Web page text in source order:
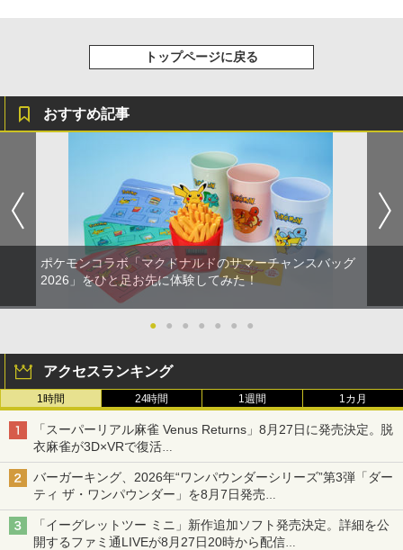
トップページに戻る
おすすめ記事
ポケモンコラボ「マクドナルドのサマーチャンスバッグ
2026」をひと足お先に体験してみた！
● ● ● ● ● ● ●
アクセスランキング
1時間 24時間 1週間 1カ月
「スーパーリアル麻雀 Venus Returns」8月27日に発売決定。脱
衣麻雀が3D×VRで復活
発売から2週間は20%オフになるセールが実施
バーガーキング、2026年“ワンパウンダーシリーズ”第3弾「ダー
ティ ザ・ワンパウンダー」を8月7日発売
「特製ガーリックマヨソース」を使用した超大型チーズバーガー
「イーグレットツー ミニ」新作追加ソフト発売決定。詳細を公
開するファミ通LIVEが8月27日20時から配信